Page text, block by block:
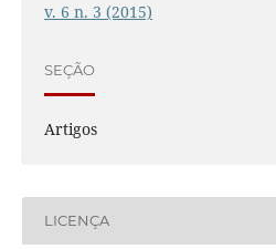
v. 6 n. 3 (2015)
SEÇÃO
Artigos
LICENÇA